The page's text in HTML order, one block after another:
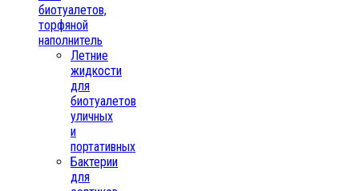
биотуалетов,
торфяной
наполнитель
Летние
жидкости
для
биотуалетов
уличных
и
портативных
Бактерии
для